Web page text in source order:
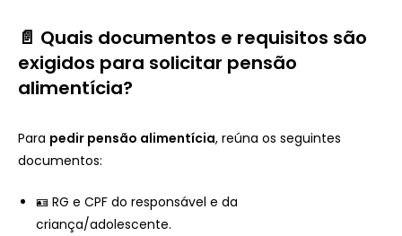
📄 Quais documentos e requisitos são
exigidos para solicitar pensão
alimentícia?
Para pedir pensão alimentícia, reúna os seguintes
documentos:
🪪 RG e CPF do responsável e da
criança/adolescente.